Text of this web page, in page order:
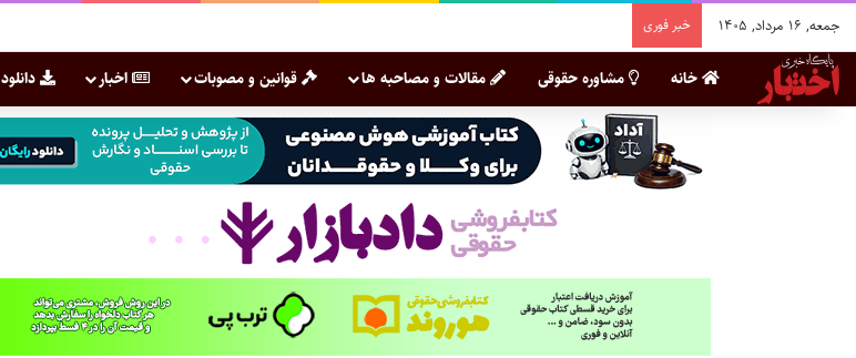
جمعه, ۱۶ مرداد, ۱۴۰۵ خبر فوری
خانه مشاوره حقوقی مقالات و مصاحبه ها قوانین و مصوبات اخبار دانلود